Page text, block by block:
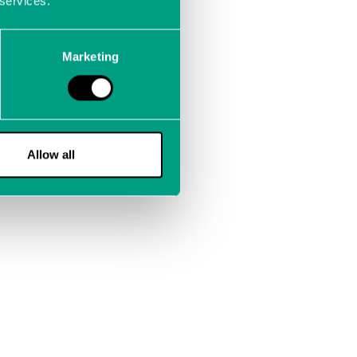
Marketing
Allow all